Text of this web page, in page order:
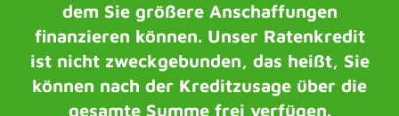
dem Sie größere Anschaffungen
finanzieren können. Unser Ratenkredit
ist nicht zweckgebunden, das heißt, Sie
können nach der Kreditzusage über die
gesamte Summe frei verfügen.